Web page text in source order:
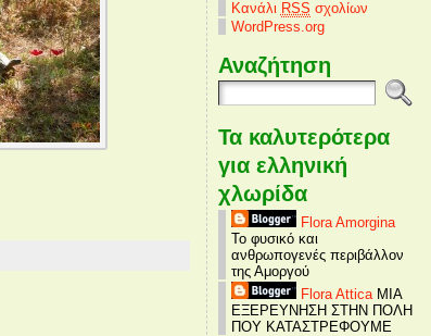
Κανάλι RSS σχολίων
WordPress.org
Αναζήτηση
Τα καλυτερότερα
για ελληνική
χλωρίδα
Flora Amorgina
Το φυσικό και
ανθρωπογενές περιβάλλον
της Αμοργού
Flora AtticaΜΙΑ
ΕΞΕΡΕΥΝΗΣΗ ΣΤΗΝ ΠΟΛΗ
ΠΟΥ ΚΑΤΑΣΤΡΕΦΟΥΜΕ